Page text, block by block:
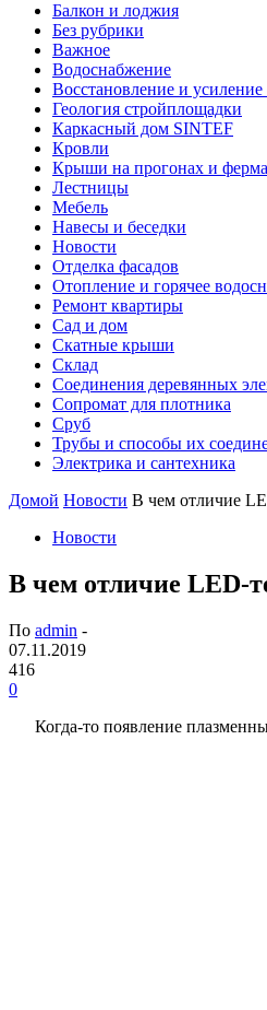
Балкон и лоджия
Без рубрики
Важное
Водоснабжение
Восстановление и
Геология стройплощадки
Каркасный дом SINTEF
Кровли
Крыши на прогонах и
Лестницы
Мебель
Навесы и беседки
Новости
Отделка фасадов
Отопление и горячее
Ремонт квартиры
Сад и дом
Скатные крыши
Склад
Соединения деревянных
Сопромат для плотника
Сруб
Трубы и способы их
Электрика и сантехника
Домой Новости В чем отличие
Новости
В чем отличие LED-
По admin -
07.11.2019
416
0
Когда-то появление